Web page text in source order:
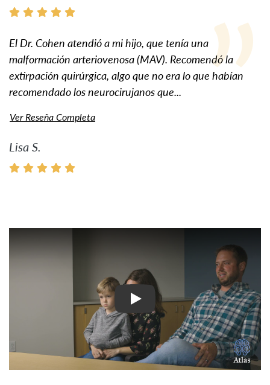
El Dr. Cohen atendió a mi hijo, que tenía una
malformación arteriovenosa (MAV). Recomendó la
extirpación quirúrgica, algo que no era lo que habían
recomendado los neurocirujanos que...
Ver Reseña Completa
Lisa S.